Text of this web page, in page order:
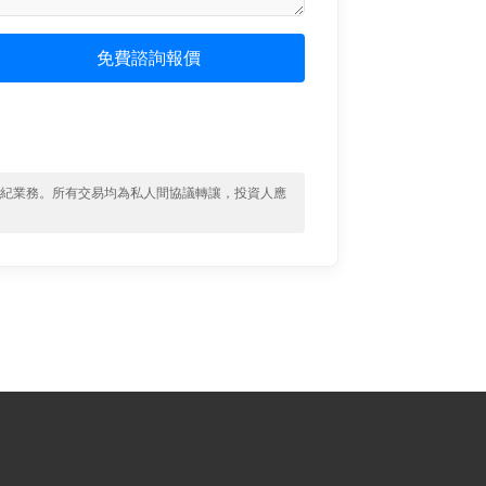
免費諮詢報價
業務。所有交易均為私人間協議轉讓，投資人應